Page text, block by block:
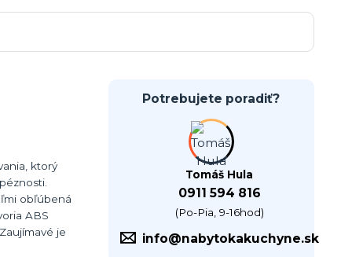
ktorý
obľúbená
ABS
je
Potrebujete poradiť?
Tomáš Hula
0911 594 816
(Po-Pia, 9-16hod)
info@nabytokakuchyne.sk